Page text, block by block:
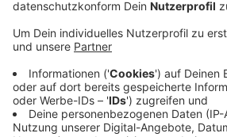
Anzeige
In Buldern hat es zwei Kabelfehler
Buldern schnell wieder Strom
Techniker auf andere Stromringe
Umschaltmoments kann es dann